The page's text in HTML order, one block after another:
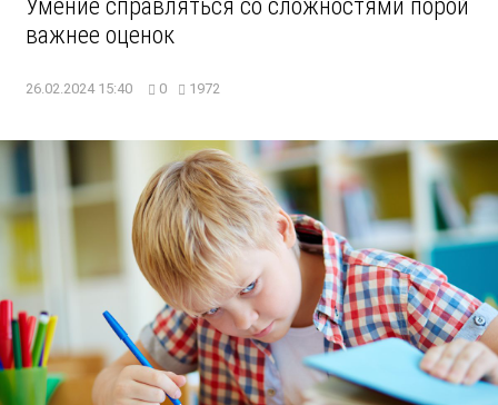
Умение справляться со сложностями порой
важнее оценок
26.02.2024 15:40 0 1972